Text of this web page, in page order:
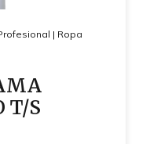
| Ropa
T/S